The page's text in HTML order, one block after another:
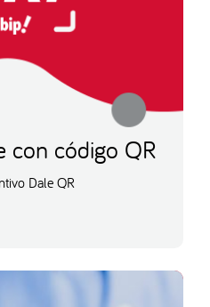
con código QR
Dale QR